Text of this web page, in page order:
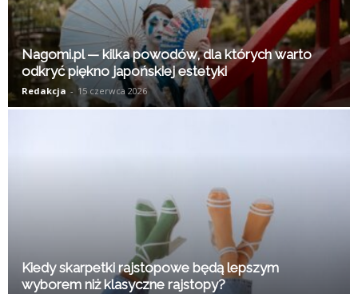
Nagomi.pl — kilka powodów, dla których warto
odkryć piękno japońskiej estetyki
Redakcja - 15 czerwca 2026
Kiedy skarpetki rajstopowe będą lepszym
wyborem niż klasyczne rajstopy?